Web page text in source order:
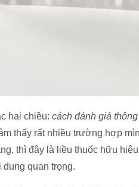
hai chiều: cách đánh giá
thấy rất nhiều trường hợp
thì đây là liều thuốc hữu
quan trọng.